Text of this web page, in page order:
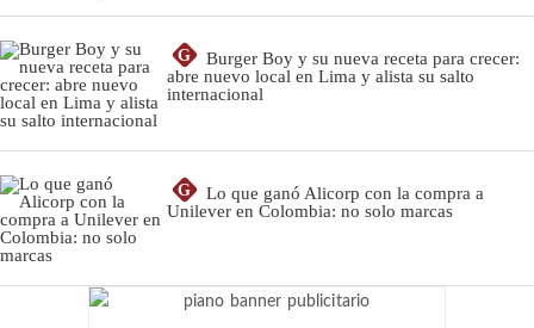
G
Burger Boy y su nueva receta para crecer:
abre nuevo local en Lima y alista su salto
internacional
G
Lo que ganó Alicorp con la compra a
Unilever en Colombia: no solo marcas